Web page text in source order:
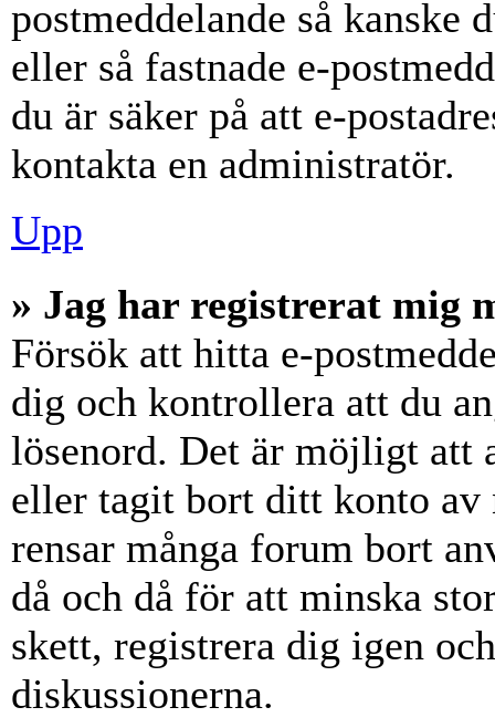
postmeddelande så kanske
eller så fastnade e-
du är säker på att e-
kontakta en administratör.
Upp
» Jag har registrerat mig
Försök att hitta e-
dig och kontrollera att du
lösenord. Det är möjligt att
eller tagit bort ditt konto av
rensar många forum bort
då och då för att minska
skett, registrera dig igen
diskussionerna.